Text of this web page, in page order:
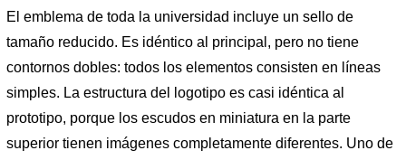
El emblema de toda la universidad incluye un sello de
tamaño reducido. Es idéntico al principal, pero no tiene
contornos dobles: todos los elementos consisten en líneas
simples. La estructura del logotipo es casi idéntica al
prototipo, porque los escudos en miniatura en la parte
superior tienen imágenes completamente diferentes. Uno de